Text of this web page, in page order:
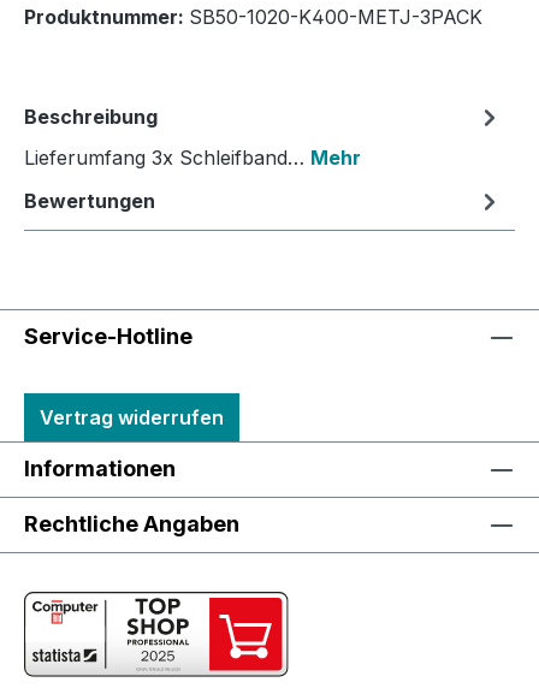
Produktnummer: SB50-1020-K400-METJ-3PACK
Beschreibung
Lieferumfang 3x Schleifband… Mehr
Bewertungen
Service-Hotline
Vertrag widerrufen
Informationen
Rechtliche Angaben